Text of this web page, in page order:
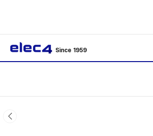
Since 1959